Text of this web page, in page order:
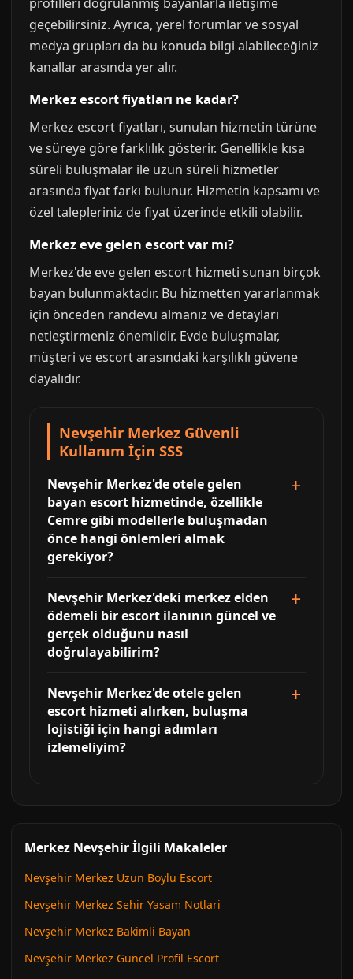
geçebilirsiniz. Ayrıca, yerel forumlar ve sosyal
medya grupları da bu konuda bilgi alabileceğiniz
kanallar arasında yer alır.
Merkez escort fiyatları ne kadar?
Merkez escort fiyatları, sunulan hizmetin türüne
ve süreye göre farklılık gösterir. Genellikle kısa
süreli buluşmalar ile uzun süreli hizmetler
arasında fiyat farkı bulunur. Hizmetin kapsamı ve
özel talepleriniz de fiyat üzerinde etkili olabilir.
Merkez eve gelen escort var mı?
Merkez'de eve gelen escort hizmeti sunan birçok
bayan bulunmaktadır. Bu hizmetten yararlanmak
için önceden randevu almanız ve detayları
netleştirmeniz önemlidir. Evde buluşmalar,
müşteri ve escort arasındaki karşılıklı güvene
dayalıdır.
Nevşehir Merkez Güvenli
Kullanım İçin SSS
Nevşehir Merkez'de otele gelen
bayan escort hizmetinde, özellikle
Cemre gibi modellerle buluşmadan
önce hangi önlemleri almak
gerekiyor?
Nevşehir Merkez'deki merkez elden
ödemeli bir escort ilanının güncel ve
gerçek olduğunu nasıl
doğrulayabilirim?
Nevşehir Merkez'de otele gelen
escort hizmeti alırken, buluşma
lojistiği için hangi adımları
izlemeliyim?
Merkez Nevşehir İlgili Makaleler
Nevşehir Merkez Uzun Boylu Escort
Nevşehir Merkez Sehir Yasam Notlari
Nevşehir Merkez Bakimli Bayan
Nevşehir Merkez Guncel Profil Escort